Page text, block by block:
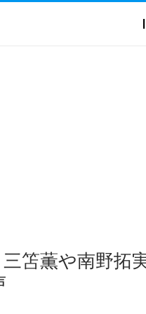
笘薫や南野拓